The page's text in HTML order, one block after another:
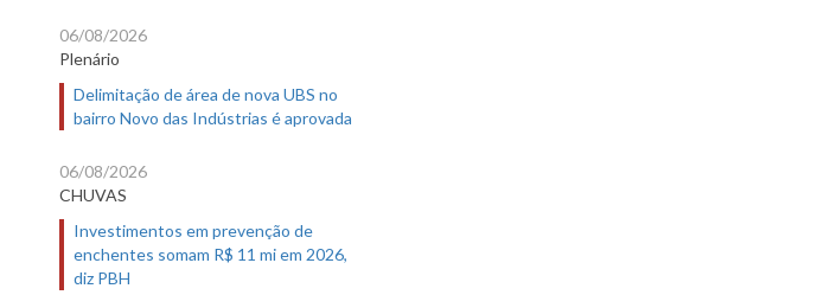
06/08/2026
Plenário
Delimitação de área de nova UBS no
bairro Novo das Indústrias é aprovada
06/08/2026
CHUVAS
Investimentos em prevenção de
enchentes somam R$ 11 mi em 2026,
diz PBH